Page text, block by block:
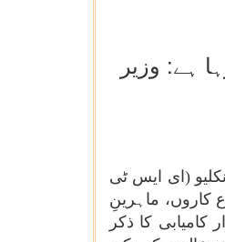
ہے: وزیر
(ای ایس ٹی
کاروں، ماہرینِ
کرکٹ عالمی کپ 2025 میں بھارت کی شاندار کامیابی کا ذکر